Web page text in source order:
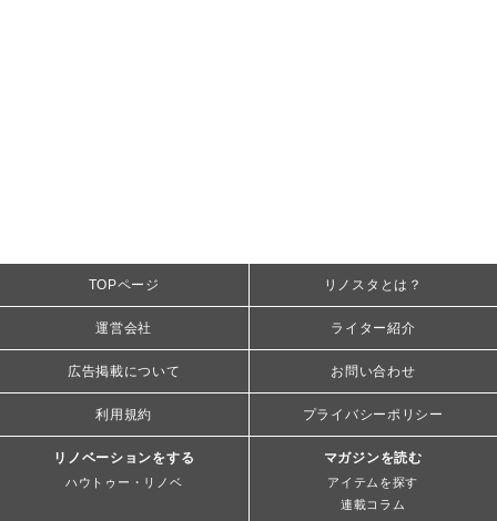
TOPページ リノスタとは？
運営会社 ライター紹介
広告掲載について お問い合わせ
利用規約 プライバシーポリシー
リノベーションをする
ハウトゥー・リノベ
マガジンを読む
アイテムを探す
連載コラム